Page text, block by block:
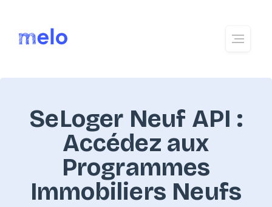
SeLoger Neuf API :
Accédez aux
Programmes
Immobiliers Neufs